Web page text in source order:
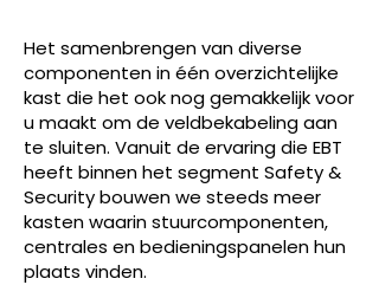
Het samenbrengen van diverse
componenten in één overzichtelijke
kast die het ook nog gemakkelijk voor
u maakt om de veldbekabeling aan
te sluiten. Vanuit de ervaring die EBT
heeft binnen het segment Safety &
Security bouwen we steeds meer
kasten waarin stuurcomponenten,
centrales en bedieningspanelen hun
plaats vinden.